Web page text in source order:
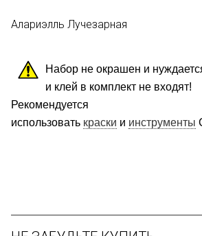
Алариэлль Лучезарная
Набор не окрашен и
и клей в комплект не входят!
Рекомендуется
использовать краски и инструменты